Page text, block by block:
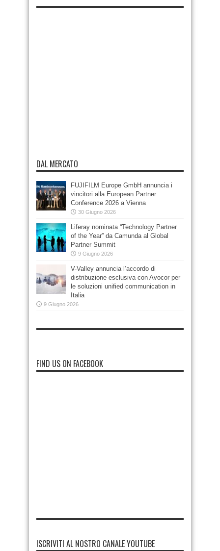
DAL MERCATO
FUJIFILM Europe GmbH annuncia i
vincitori alla European Partner
Conference 2026 a Vienna
30 Giugno 2026
Liferay nominata “Technology Partner
of the Year” da Camunda al Global
Partner Summit
9 Giugno 2026
V-Valley annuncia l’accordo di
distribuzione esclusiva con Avocor per
le soluzioni unified communication in
Italia
9 Giugno 2026
FIND US ON FACEBOOK
ISCRIVITI AL NOSTRO CANALE YOUTUBE